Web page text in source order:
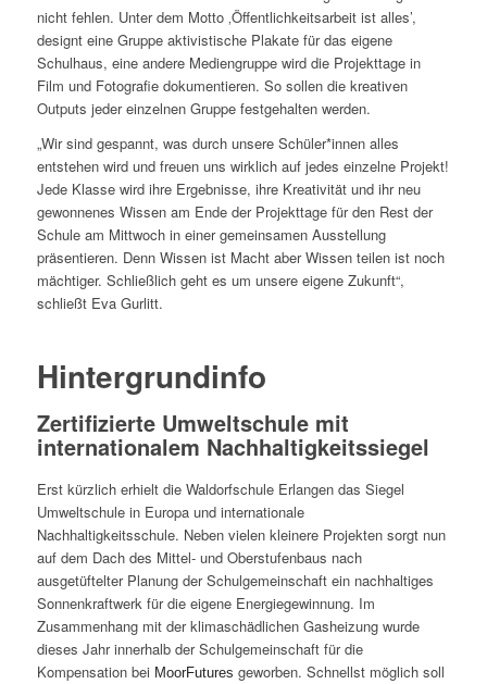
nicht fehlen. Unter dem Motto ‚Öffentlichkeitsarbeit ist alles’,
designt eine Gruppe aktivistische Plakate für das eigene
Schulhaus, eine andere Mediengruppe wird die Projekttage in
Film und Fotografie dokumentieren. So sollen die kreativen
Outputs jeder einzelnen Gruppe festgehalten werden.
„Wir sind gespannt, was durch unsere Schüler*innen alles
entstehen wird und freuen uns wirklich auf jedes einzelne Projekt!
Jede Klasse wird ihre Ergebnisse, ihre Kreativität und ihr neu
gewonnenes Wissen am Ende der Projekttage für den Rest der
Schule am Mittwoch in einer gemeinsamen Ausstellung
präsentieren. Denn Wissen ist Macht aber Wissen teilen ist noch
mächtiger. Schließlich geht es um unsere eigene Zukunft“,
schließt Eva Gurlitt.
Hintergrundinfo
Zertifizierte Umweltschule mit
internationalem Nachhaltigkeitssiegel
Erst kürzlich erhielt die Waldorfschule Erlangen das Siegel
Umweltschule in Europa und internationale
Nachhaltigkeitsschule. Neben vielen kleinere Projekten sorgt nun
auf dem Dach des Mittel- und Oberstufenbaus nach
ausgetüftelter Planung der Schulgemeinschaft ein nachhaltiges
Sonnenkraftwerk für die eigene Energiegewinnung. Im
Zusammenhang mit der klimaschädlichen Gasheizung wurde
dieses Jahr innerhalb der Schulgemeinschaft für die
Kompensation bei MoorFutures geworben. Schnellst möglich soll